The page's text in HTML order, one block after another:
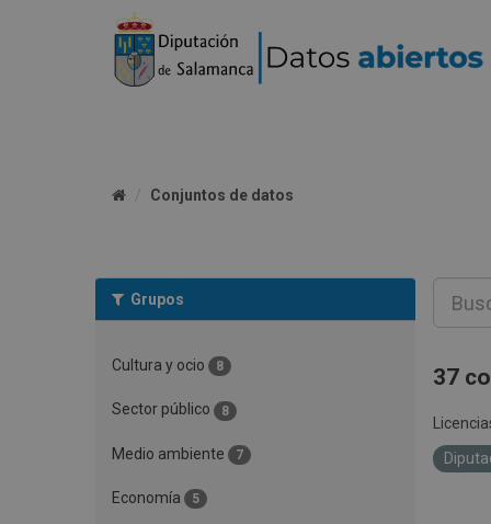
Conjuntos de datos
Grupos
Cultura y ocio 8
Sector público 8
Medio ambiente 7
Economía 5
37